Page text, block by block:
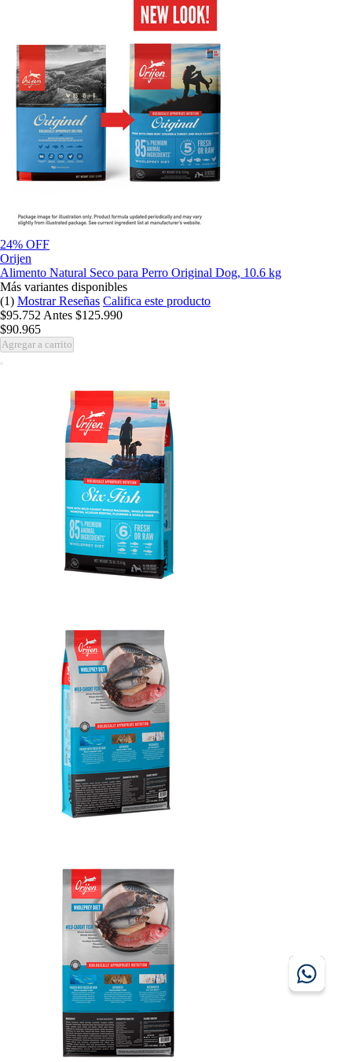
24% OFF
Orijen
Alimento Natural Seco para Perro Original Dog, 10.6 kg
Más variantes disponibles
(1) Mostrar Reseñas Califica este producto
$95.752 Antes $125.990
$90.965
Agregar a carrito